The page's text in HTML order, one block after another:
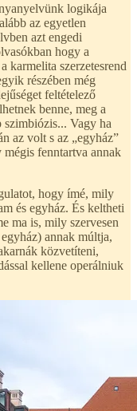
logikája
az egyetlen
azt engedi
hogy a
karmelita szerzetesrend
részében még
feltételező
benne, meg a
Vagy ha
az volt s az „egyház”
mégis fenntartva annak
hogy ímé, mily
és egyház. És keltheti
ma is, mily szervesen
annak múltja,
közvetíteni,
kellene operálniuk